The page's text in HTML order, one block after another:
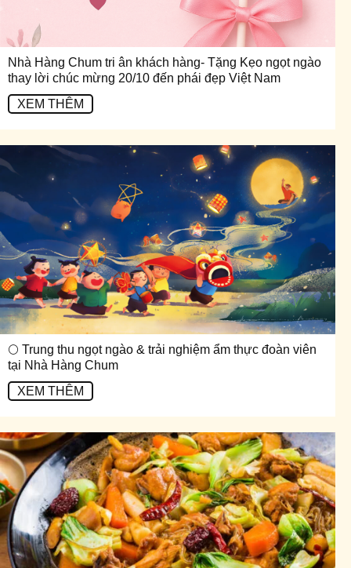
Nhà Hàng Chum tri ân khách hàng- Tặng Kẹo ngọt ngào
thay lời chúc mừng 20/10 đến phái đẹp Việt Nam
XEM THÊM
🌕 Trung thu ngọt ngào & trải nghiệm ẩm thực đoàn viên
tại Nhà Hàng Chum
XEM THÊM